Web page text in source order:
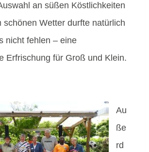
an süßen Köstlichkeiten
schönen Wetter durfte natürlich
nicht fehlen – eine
Erfrischung für Groß und Klein.
Au
ße
rd